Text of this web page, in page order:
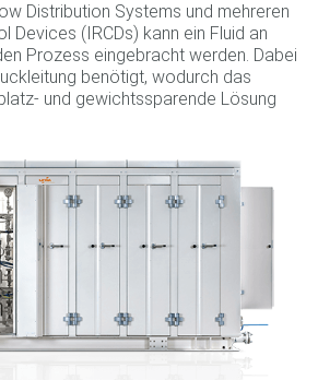
Distribution Systems und mehreren
Devices (IRCDs) kann ein Fluid an
Prozess eingebracht werden. Dabei
benötigt, wodurch das
und gewichtssparende Lösung